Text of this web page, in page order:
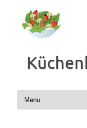
springen